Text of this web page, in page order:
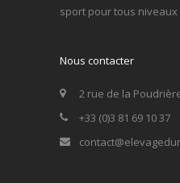
sport pour tous
Nous contacter
2 rue de la
+33 (0)3 81 69 10 37